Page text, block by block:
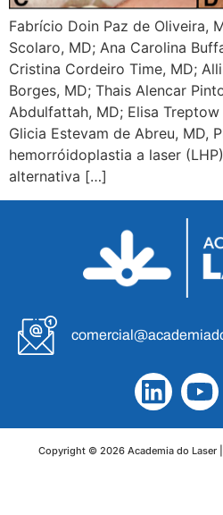
Fabrício Doin Paz de Oliveira,
Scolaro, MD; Ana Carolina
Cristina Cordeiro Time, MD;
Borges, MD; Thais Alencar
Abdulfattah, MD; Elisa
Glicia Estevam de Abreu, MD,
hemorróidoplastia a laser
alternativa […]
Copyright © 2026 Academia do Laser